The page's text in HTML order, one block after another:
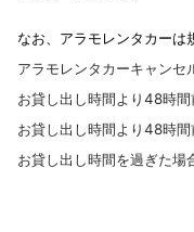
なお、アラモレンタカーは
アラモレンタカーキャンセ
お貸し出し時間より48時
お貸し出し時間より48時
お貸し出し時間を過ぎた場